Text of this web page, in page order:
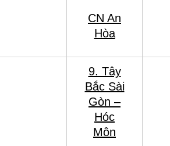
CN An
Hòa
9. Tây
Bắc Sài
Gòn –
Hóc
Môn